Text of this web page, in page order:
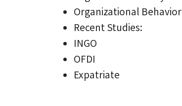
Organizational Behavior
Recent Studies:
INGO
OFDI
Expatriate